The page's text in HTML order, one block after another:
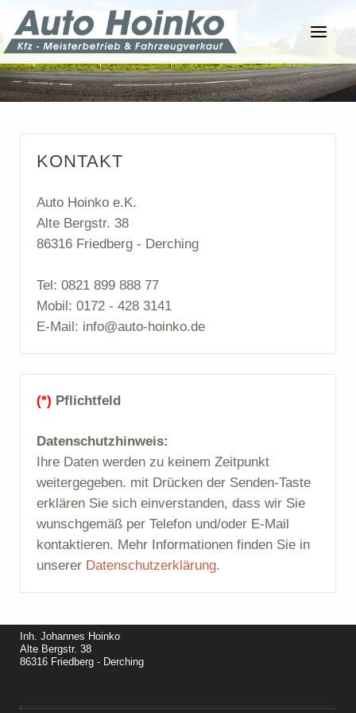
KONTAKT
Auto Hoinko e.K.
Alte Bergstr. 38
86316 Friedberg - Derching
Tel: 0821 899 888 77
Mobil: 0172 - 428 3141
E-Mail: info@auto-hoinko.de
(*) Pflichtfeld
Datenschutzhinweis:
Ihre Daten werden zu keinem Zeitpunkt
weitergegeben. mit Drücken der Senden-Taste
erklären Sie sich einverstanden, dass wir Sie
wunschgemäß per Telefon und/oder E-Mail
kontaktieren. Mehr Informationen finden Sie in
unserer Datenschutzerklärung.
Inh. Johannes Hoinko
Alte Bergstr. 38
86316 Friedberg - Derching